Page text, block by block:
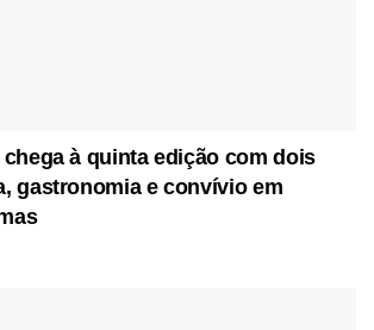
chega à quinta edição com dois
gastronomia e convívio em